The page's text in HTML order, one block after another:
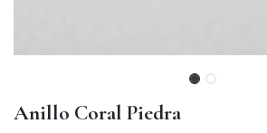
Anillo Coral Piedra